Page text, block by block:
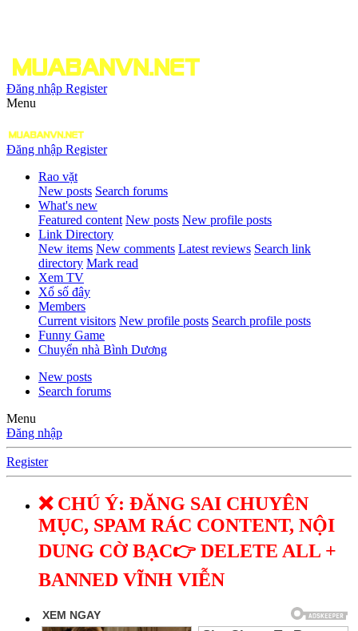
Đăng nhập Register
Menu
Đăng nhập Register
Rao vặt
New posts Search forums
What's new
Featured content New posts New profile posts
Link Directory
New items New comments Latest reviews Search link
directory Mark read
Xem TV
Xổ số đây
Members
Current visitors New profile posts Search profile posts
Funny Game
Chuyển nhà Bình Dương
New posts
Search forums
Menu
Đăng nhập
Register
❌ CHÚ Ý: ĐĂNG SAI CHUYÊN
MỤC, SPAM RÁC CONTENT, NỘI
DUNG CỜ BẠC👉 DELETE ALL +
BANNED VĨNH VIỄN